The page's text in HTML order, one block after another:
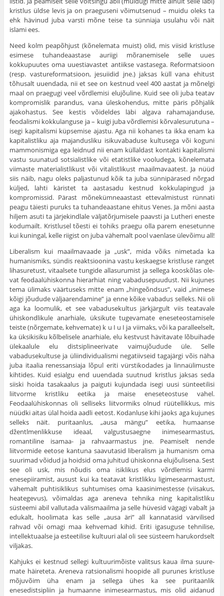
kristlus üldse levis ja on praeguseni võimutsenud – muidu oleks ta
ehk hävinud juba varsti mõne teise ta sünniaja usulahu või näit
islami ees.
Need kolm peapõhjust (kõnelemata muist) olid, mis viisid kristluse
esimese tuhandeaastase auriigi mõranemisele selle uues
kokkupuutes oma uuestiavastet antiikse vastasega. Reformatsioon
(resp. vastureformatsioon, jesuiidid jne.) jaksas küll vana ehitust
tõhusalt uuendada, nii et see on kestnud veel 400 aastat ja mõnelgi
maal on praegugi veel võrdlemisi elujõuline. Kuid see oli juba teatav
kompromislik parandus, vana üleskohendus, mitte päris põhjalik
ajakohastus. See kestis võideldes läbi algava rahamajanduse,
feodalismi kokkulanguse ja – kuigi juba võrdlemisi kõrvalesurutuna –
isegi kapitalismi küpsemise ajastu. Aga nii kohanes ta ikka enam ka
kapitalistliku aja majandusliku isikuvabaduse kultusega või koguni
mammonismiga ega leidnud nii enam küllaldast kontakti kapitalismi
vastu suunatud sotsialistlike või etatistlike vooludega, kõnelemata
viimaste materialistlikust või vitalistlikust maailmavaatest. Ja nüüd
siis näib, nagu oleks paljastunud kõik ta juba sünnipärased nõrgad
küljed, lahti käristet ta aastasadu kestnud kokkulapingud ja
kompromis­sid. Pärast mõnekümneaastast ettevalmistust rünnati
peagu täiesti puruks ta tuhandeaastane ehitus Venes. Ja mõni aasta
hiljem asuti ta järjekind­lale väljatõrjumisele paavsti ja Lutheri eneste
kodumailt. Kristlusel tõesti ei tohiks praegu olla parem enesetunne
kui kuningal, kelle riigist on juba vähemalt pool vaenlase ülevõimu all!
Liberalism kui maailmavaade ja „usk”, mida võiks nimetada ka
humanismiks, sündis reaktsioonina vastu keskaegse kristluse ran­get
lihasuretust, vitaalsete tungide allasurumist ja sellega kooskõlas ole­
vat feodaalühiskonna hierarhiat ning vabadusepuudust. Nii kujunes
tema ülimaks väärtuseks mitte enam „hingeõndsus”, vaid „inimese
kõigi jõudude väljaarendamine” ja enne kõike vabadus selleks. Nii oli
aga ka loomulik, et see vabadusekultus järkjärgult viis teatavale
ühiskond­likule anarhiale, üksikute tugevamate eneseteostamisele
teiste (nõr­gemate, kehvemate) k u I u I ja viimaks, või ka paralleelselt,
ka üksikisiku kõlbelisele anarhiale, elu kestvust hävitavate lõbuihade
ülekaalule elu distsiplineerivate vaimujõudude üle. Selle
vabadusekultuse ja üliindividualismi negatiivseid tagajärgi võis näha
juba itaalia renessansiaja lõpul eriti vürstikodades ja linnaülimuste
kihtides. Kuid esialgu end uuendada suutnud kristlus jaksas seda
siiski hoida tasakaalus ja paiguti kujundada isegi uusi sünteetilisi
liitvorme kristliku eetika ja maise eneseteostuse vahel.
Feodaalühiskonnas oli selliseks liitvormiks olnud rüütellikkus, mis
nüüdki aitas ülal hoida aadli eetost. Kodanluse kihi jaoks aga kujunes
selleks näit. puritaanlus, „ausa mängu” eetika, humaanse
džentlmenlikkuse ideaal, valgustusaegne inimesearmastus,
romantiline isamaa- ja rahvaarmastus jne. Peamiselt nende
liitvormide eetose kan­tuna saavutasid liberalism ja humanism oma
suurimad võidud ja hoid­sid oma juhitud ühiskonna elujõulisena. Sest
see oli usk, mis nõudis oma isiklikus elus võrdlemisi karmi
enesepiiramist, ausust kui ka teatavat krist­likku ligimesearmastust,
vähemalt puhtisiklikus suhtumises oma kaasinimestesse (viisakus,
heategevus), võimaldas aga areneva tehnika ning kapitalistliku
süsteemi abil vallutada välismaailma ja selle hüve­sid vägagi vabalt ja
edukalt, hoolimata kas selle „ausa äri” all kannatasid värvilised
rahvad või omagi maa kehvemad kihid. Eriti igasuguse tehni­lise,
intellektuaalse ja esteetilise kultuuri alal oli see süsteem harukord­selt
viljakas.
Kahjuks ei kestnud sellegi kultuurimõiste valitsus kaua ilma suure­
mate häireteta. Areneva ratsionalismi hoopide all purunes kristluse
mõju­võim üha enam ja sellega ühes ka see puritaanlik
enesedistsipliin ja humaanne inimesearmastus, mis olid aidanud